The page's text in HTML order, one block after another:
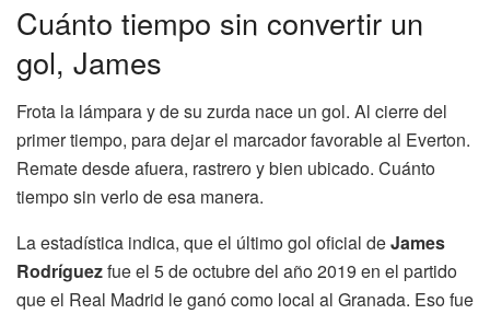
Cuánto tiempo sin convertir un
gol, James
Frota la lámpara y de su zurda nace un gol. Al cierre del
primer tiempo, para dejar el marcador favorable al Everton.
Remate desde afuera, rastrero y bien ubicado. Cuánto
tiempo sin verlo de esa manera.
La estadística indica, que el último gol oficial deJames
Rodríguezfue el 5 de octubre del año 2019 en el partido
que el Real Madrid le ganó como local al Granada. Eso fue